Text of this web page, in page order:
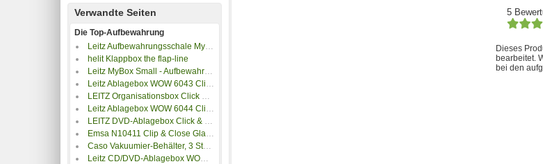
Verwandte Seiten
Die Top-Aufbewahrung
Leitz Aufbewahrungsschale MyBox 5322 Weiß (B x H x T) 307 x 101 x 375mm 1St. 5322-40-01
helit Klappbox the flap-line
Leitz MyBox Small - Aufbewahrungsbox - 5 Liter - blau-metallic
Leitz Ablagebox WOW 6043 Click & Store klein
LEITZ Organisationsbox Click & Store WOW, groß, weiß
Leitz Ablagebox WOW 6044 Click & Store mittel
LEITZ DVD-Ablagebox Click & Store schwarz 60420095
Emsa N10411 Clip & Close Glas Frischhaltedose Transparent/Rot
Caso Vakuumier-Behälter, 3 Stück
Leitz CD/DVD-Ablagebox WOW 6041 Click & Store
5
Dieses
bearbeitet.
bei den